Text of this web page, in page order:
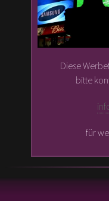
Diese
bitte
für